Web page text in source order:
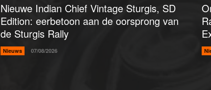
Nieuwe Indian Chief Vintage Sturgis, SD
Edition: eerbetoon aan de oorsprong van
de Sturgis Rally
Nieuws 07/08/2026